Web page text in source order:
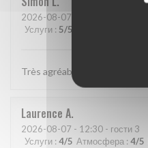
2026-08-07
Услуги : 5/5
Très agréable
Laurence A
2026-08-07 - 12:30 - гости 3
Услуги : 4/5 Атмосфера : 4/5